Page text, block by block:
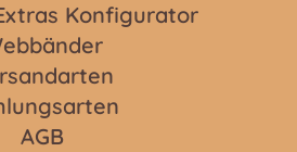
Konfigurator
AGB